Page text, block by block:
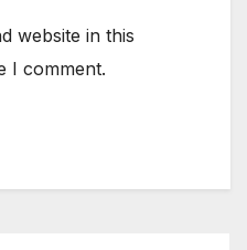
website in this
I comment.